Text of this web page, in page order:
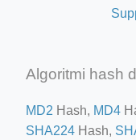
Algoritmi hash
MD2 Hash, MD4
SHA224 Hash,